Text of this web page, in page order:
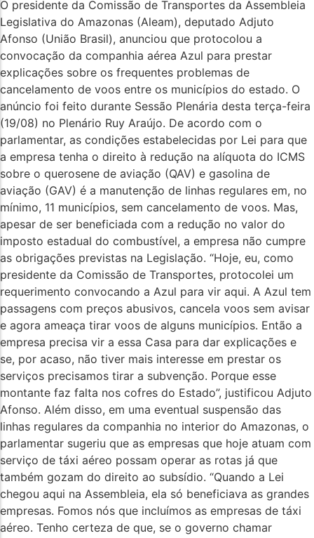
O presidente da Comissão de Transportes da Assembleia
Legislativa do Amazonas (Aleam), deputado Adjuto
Afonso (União Brasil), anunciou que protocolou a
convocação da companhia aérea Azul para prestar
explicações sobre os frequentes problemas de
cancelamento de voos entre os municípios do estado. O
anúncio foi feito durante Sessão Plenária desta terça-feira
(19/08) no Plenário Ruy Araújo. De acordo com o
parlamentar, as condições estabelecidas por Lei para que
a empresa tenha o direito à redução na alíquota do ICMS
sobre o querosene de aviação (QAV) e gasolina de
aviação (GAV) é a manutenção de linhas regulares em, no
mínimo, 11 municípios, sem cancelamento de voos. Mas,
apesar de ser beneficiada com a redução no valor do
imposto estadual do combustível, a empresa não cumpre
as obrigações previstas na Legislação. “Hoje, eu, como
presidente da Comissão de Transportes, protocolei um
requerimento convocando a Azul para vir aqui. A Azul tem
passagens com preços abusivos, cancela voos sem avisar
e agora ameaça tirar voos de alguns municípios. Então a
empresa precisa vir a essa Casa para dar explicações e
se, por acaso, não tiver mais interesse em prestar os
serviços precisamos tirar a subvenção. Porque esse
montante faz falta nos cofres do Estado”, justificou Adjuto
Afonso. Além disso, em uma eventual suspensão das
linhas regulares da companhia no interior do Amazonas, o
parlamentar sugeriu que as empresas que hoje atuam com
serviço de táxi aéreo possam operar as rotas já que
também gozam do direito ao subsídio. “Quando a Lei
chegou aqui na Assembleia, ela só beneficiava as grandes
empresas. Fomos nós que incluímos as empresas de táxi
aéreo. Tenho certeza de que, se o governo chamar